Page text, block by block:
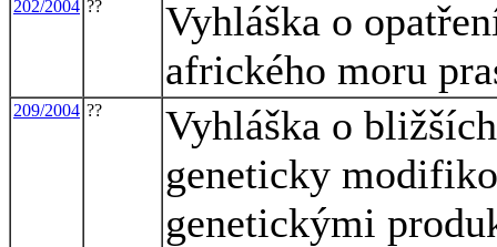
202/2004 ??
Vyhláška o
afrického moru
209/2004 ??
Vyhláška o
geneticky
genetickými